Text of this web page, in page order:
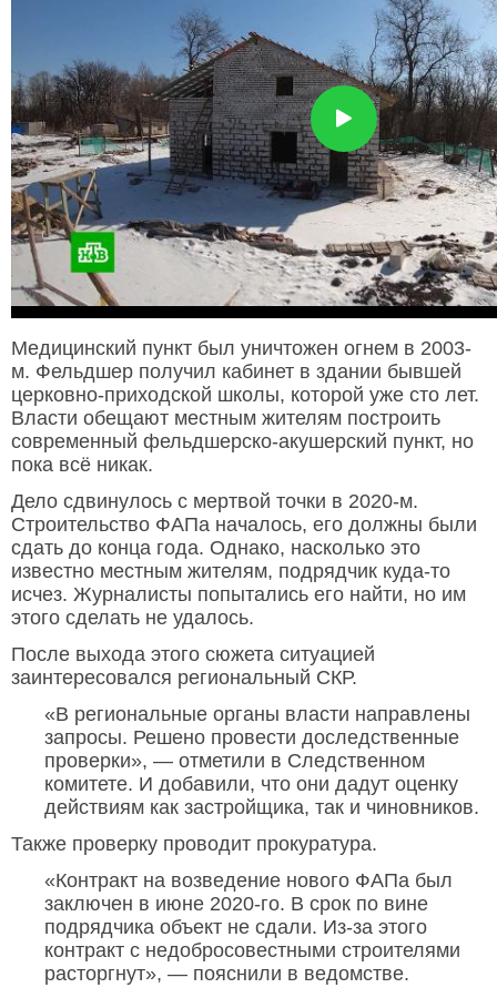
Медицинский пункт был уничтожен огнем в 2003-
м. Фельдшер получил кабинет в здании бывшей
церковно-приходской школы, которой уже сто лет.
Власти обещают местным жителям построить
современный фельдшерско-акушерский пункт, но
пока всё никак.
Дело сдвинулось с мертвой точки в 2020-м.
Строительство ФАПа началось, его должны были
сдать до конца года. Однако, насколько это
известно местным жителям, подрядчик куда-то
исчез. Журналисты попытались его найти, но им
этого сделать не удалось.
После выхода этого сюжета ситуацией
заинтересовался региональный СКР.
«В региональные органы власти направлены
запросы. Решено провести доследственные
проверки», — отметили в Следственном
комитете. И добавили, что они дадут оценку
действиям как застройщика, так и чиновников.
Также проверку проводит прокуратура.
«Контракт на возведение нового ФАПа был
заключен в июне 2020-го. В срок по вине
подрядчика объект не сдали. Из-за этого
контракт с недобросовестными строителями
расторгнут», — пояснили в ведомстве.